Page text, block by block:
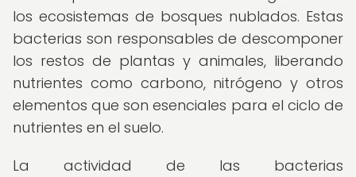
los ecosistemas de bosques nublados. Estas
bacterias son responsables de descomponer
los restos de plantas y animales, liberando
nutrientes como carbono, nitrógeno y otros
elementos que son esenciales para el ciclo de
nutrientes en el suelo.
La actividad de las bacterias